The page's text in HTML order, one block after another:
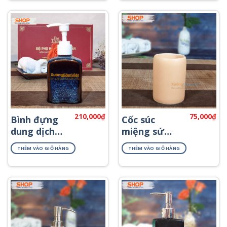
Bình đựng
dung dịch
khách sạn
PKNT-56
210,000₫
THÊM VÀO GIỎ HÀNG
Cốc súc
miệng sứ
Bát Tràng
PKNT-07
75,000₫
THÊM VÀO GIỎ HÀNG